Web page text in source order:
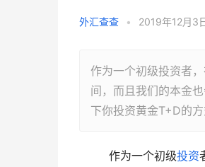
外汇查查 • 2019年12月3
作为一个初级投资者
间，而且我们的本金
下你投资黄金T+D的方
  作为一个初级
投资